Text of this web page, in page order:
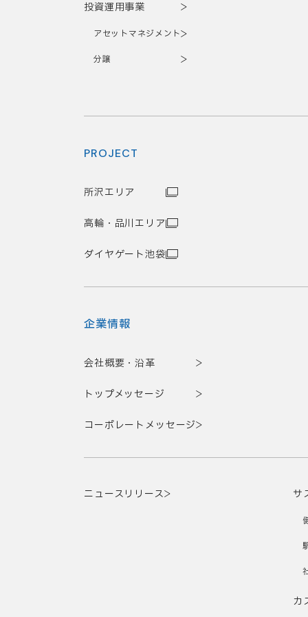
投資運用事業
アセットマネジメント
分譲
PROJECT
所沢エリア
高輪・品川エリア
ダイヤゲート池袋
企業情報
会社概要・沿革
トップメッセージ
コーポレートメッセージ
ニュースリリース サ
カ